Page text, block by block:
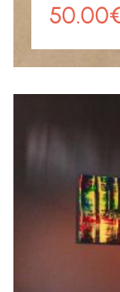
50.00